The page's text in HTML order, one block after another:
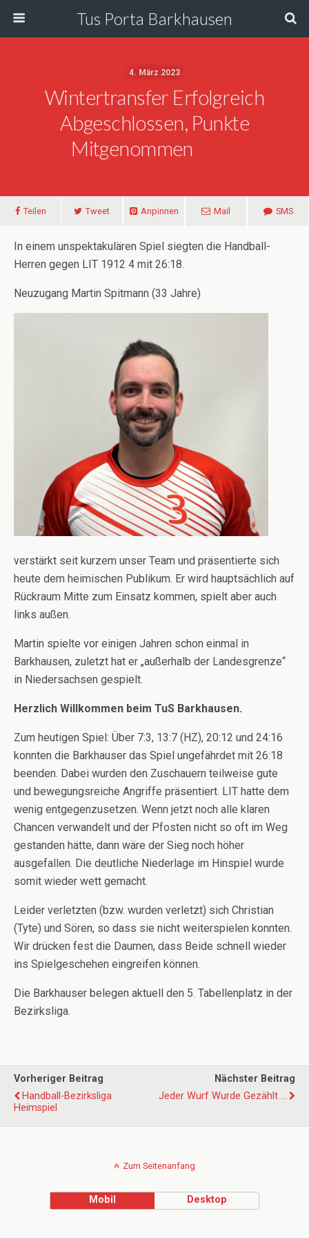
Tus Porta Barkhausen
4. März 2023
Wintertransfer Erfolgreich
Abgeschlossen, Punkte
Mitgenommen
Teilen Tweet Anpinnen Mail SMS
In einem unspektakulären Spiel siegten die Handball-
Herren gegen LIT 1912 4 mit 26:18.
Neuzugang Martin Spitmann (33 Jahre)
verstärkt seit kurzem unser Team und präsentierte sich
heute dem heimischen Publikum. Er wird hauptsächlich auf
Rückraum Mitte zum Einsatz kommen, spielt aber auch
links außen.
Martin spielte vor einigen Jahren schon einmal in
Barkhausen, zuletzt hat er „außerhalb der Landesgrenze“
in Niedersachsen gespielt.
Herzlich Willkommen beim TuS Barkhausen.
Zum heutigen Spiel: Über 7:3, 13:7 (HZ), 20:12 und 24:16
konnten die Barkhauser das Spiel ungefährdet mit 26:18
beenden. Dabei wurden den Zuschauern teilweise gute
und bewegungsreiche Angriffe präsentiert. LIT hatte dem
wenig entgegenzusetzen. Wenn jetzt noch alle klaren
Chancen verwandelt und der Pfosten nicht so oft im Weg
gestanden hätte, dann wäre der Sieg noch höher
ausgefallen. Die deutliche Niederlage im Hinspiel wurde
somit wieder wett gemacht.
Leider verletzten (bzw. wurden verletzt) sich Christian
(Tyte) und Sören, so dass sie nicht weiterspielen konnten.
Wir drücken fest die Daumen, dass Beide schnell wieder
ins Spielgeschehen eingreifen können.
Die Barkhauser belegen aktuell den 5. Tabellenplatz in der
Bezirksliga.
Vorheriger Beitrag
Handball-Bezirksliga
Heimspiel
Nächster Beitrag
Jeder Wurf Wurde Gezählt ...
Zum Seitenanfang
Mobil Desktop